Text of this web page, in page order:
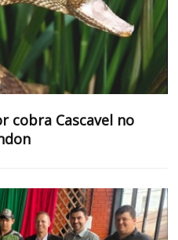
cobra Cascavel no